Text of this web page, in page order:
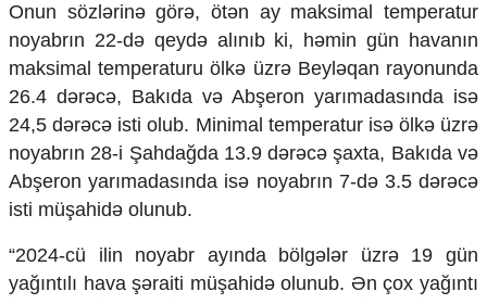
Səhiyyə
Ailə və uşaq
Turizm
İqtisadiyyat
İqtisadi xəbərlər
Energetika
Neft-qaz
Əmək və sosial siyasət
Kənd təsərrüfatı
Hərbi sənaye
Telekommunikasiya və nəqliyyat
Onun sözlərinə görə, ötən ay maksimal temperatur
noyabrın 22-də qeydə alınıb ki, həmin gün havanın
maksimal temperaturu ölkə üzrə Beyləqan rayonunda
26.4 dərəcə, Bakıda və Abşeron yarımadasında isə
24,5 dərəcə isti olub. Minimal temperatur isə ölkə üzrə
noyabrın 28-i Şahdağda 13.9 dərəcə şaxta, Bakıda və
Abşeron yarımadasında isə noyabrın 7-də 3.5 dərəcə
isti müşahidə olunub.
“2024-cü ilin noyabr ayında bölgələr üzrə 19 gün
yağıntılı hava şəraiti müşahidə olunub. Ən çox yağıntı